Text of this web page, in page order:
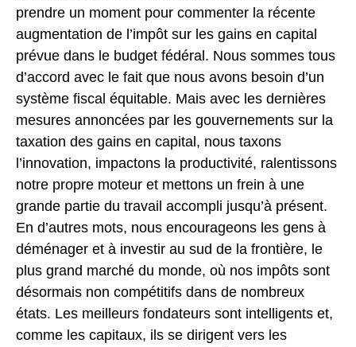
prendre un moment pour commenter la récente
augmentation de l’impôt sur les gains en capital
prévue dans le budget fédéral. Nous sommes tous
d’accord avec le fait que nous avons besoin d’un
système fiscal équitable. Mais avec les dernières
mesures annoncées par les gouvernements sur la
taxation des gains en capital, nous taxons
l’innovation, impactons la productivité, ralentissons
notre propre moteur et mettons un frein à une
grande partie du travail accompli jusqu’à présent.
En d’autres mots, nous encourageons les gens à
déménager et à investir au sud de la frontière, le
plus grand marché du monde, où nos impôts sont
désormais non compétitifs dans de nombreux
états. Les meilleurs fondateurs sont intelligents et,
comme les capitaux, ils se dirigent vers les